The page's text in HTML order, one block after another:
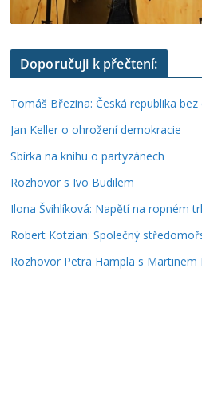
Doporučuji k přečtení:
Tomáš Březina: Česká republika bez
Jan Keller o ohrožení demokracie
Sbírka na knihu o partyzánech
Rozhovor s Ivo Budilem
Ilona Švihlíková: Napětí na ropném
Robert Kotzian: Společný
Rozhovor Petra Hampla s Martinem